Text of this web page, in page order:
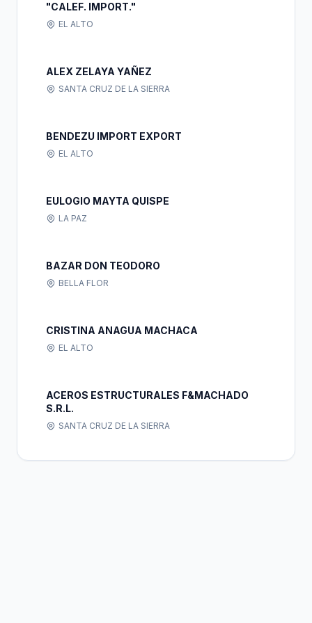
"CALEF. IMPORT."
EL ALTO
ALEX ZELAYA YAÑEZ
SANTA CRUZ DE LA SIERRA
BENDEZU IMPORT EXPORT
EL ALTO
EULOGIO MAYTA QUISPE
LA PAZ
BAZAR DON TEODORO
BELLA FLOR
CRISTINA ANAGUA MACHACA
EL ALTO
ACEROS ESTRUCTURALES F&MACHADO
S.R.L.
SANTA CRUZ DE LA SIERRA